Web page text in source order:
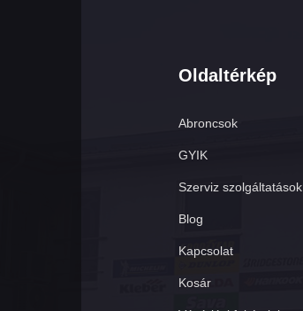
Oldaltérkép
Abroncsok
GYIK
Szerviz szolgáltatások
Blog
Kapcsolat
Kosár